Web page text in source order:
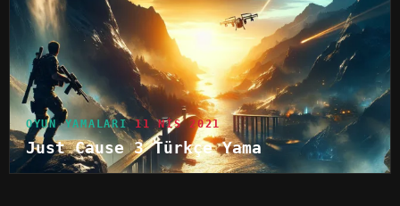
OYUN YAMALARI 11 NIS 2021
Just Cause 3 Türkçe Yama